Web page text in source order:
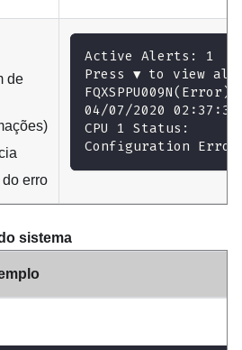
de
erro
Active Alerts: 1
Press ▼ to view
FQXSPPU009N(Error)
04/07/2020 02:37:39
CPU 1 Status:
Configuration Error
sistema